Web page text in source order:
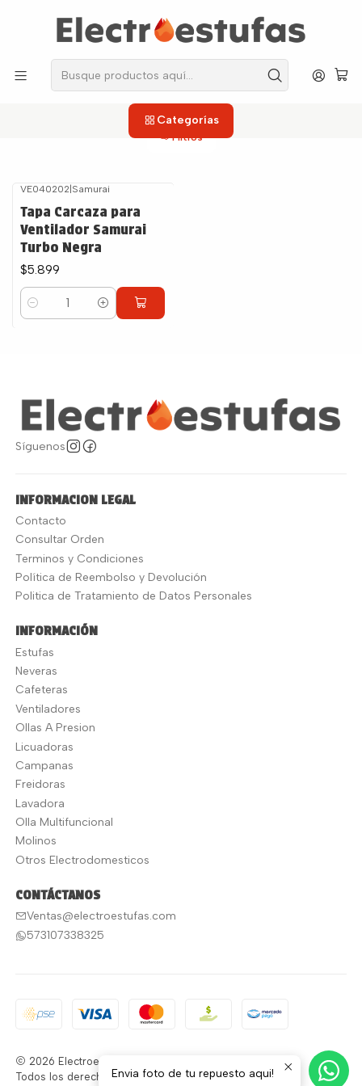
Categorías
los repuestos que necesitas, sin salir de casa!
Carcazas
Filtros
VE040202| Samurai
Tapa Carcaza para
Ventilador Samurai
Turbo Negra
$5.899
Cantidad
Síguenos
INFORMACION LEGAL
Contacto
Consultar Orden
Terminos y Condiciones
Política de Reembolso y Devolución
Politica de Tratamiento de Datos Personales
INFORMACIÓN
Estufas
Neveras
Cafeteras
Ventiladores
Ollas A Presion
Licuadoras
Campanas
Freidoras
Lavadora
Olla Multifuncional
Molinos
Otros Electrodomesticos
CONTÁCTANOS
Ventas@electroestufas.com
573107338325
2026 Electroestufas.
Todos los derechos reservadosEnvia foto de tu repuesto aqui!